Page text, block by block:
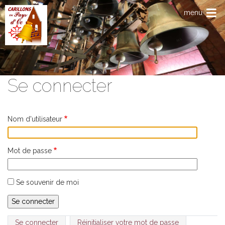
Aller au contenu principal
menu
Se connecter
Nom d'utilisateur
Mot de passe
Se souvenir de moi
Se connecter Réinitialiser votre mot de passe